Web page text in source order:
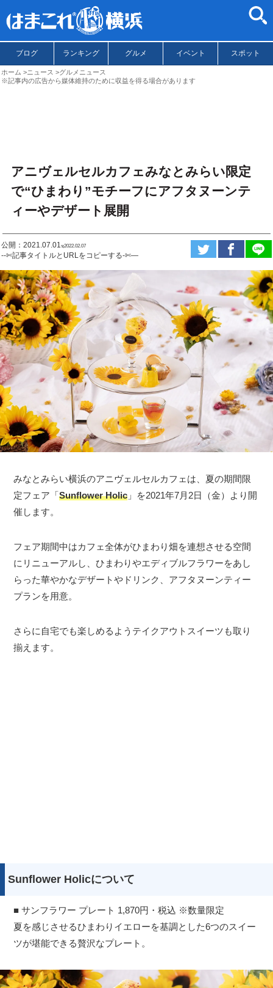
ブログ ランキング グルメ イベント スポット
ホーム ニュース
グルメニュース
※記事内の広告から媒体維持のために収益を得る場合があります
アニヴェルセルカフェみなとみらい限定
で“ひまわり”モチーフにアフタヌーンテ
ィーやデザート展開
公開：2021.07.01ಇ2022.02.07
--✄記事タイトルとURLをコピーする-✄—
みなとみらい横浜のアニヴェルセルカフェは、夏の期間限
定フェア「Sunflower Holic 」を2021年7月2日（金）より開
催します。
フェア期間中はカフェ全体がひまわり畑を連想させる空間
にリニューアルし、ひまわりやエディブルフラワーをあし
らった華やかなデザートやドリンク、アフタヌーンティー
プランを用意。
さらに自宅でも楽しめるようテイクアウトスイーツも取り
揃えます。
Sunflower Holicについて
■ サンフラワー プレート 1,870円・税込 ※数量限定
夏を感じさせるひまわりイエローを基調とした6つのスイー
ツが堪能できる贅沢なプレート。